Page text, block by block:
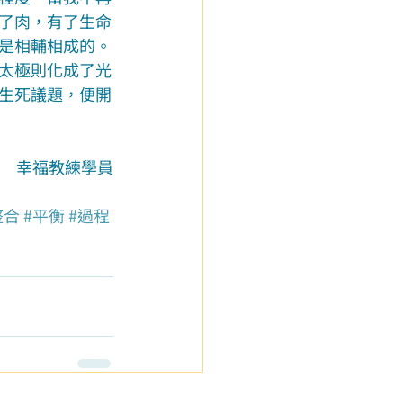
肉，有了生命
相輔相成的。
極則化成了光
死議題，便開
幸福教練學員
#平衡#過程